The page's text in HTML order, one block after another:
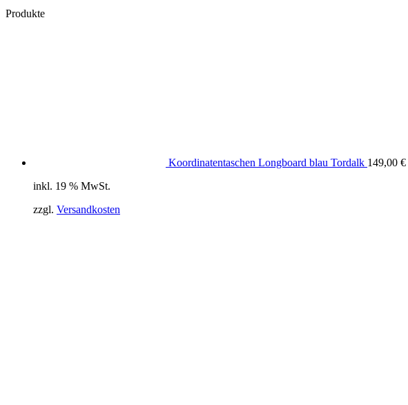
Produkte
Koordinatentaschen Longboard blau Tordalk 149,00 €
inkl. 19 % MwSt.
zzgl. Versandkosten